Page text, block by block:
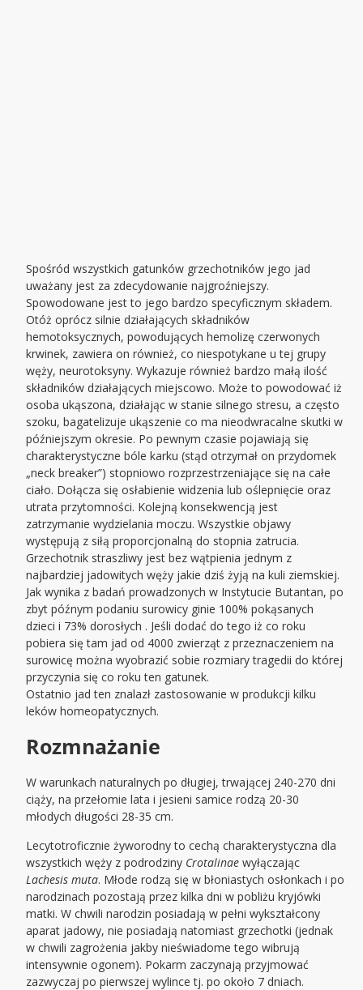
Spośród wszystkich gatunków grzechotników jego jad
uważany jest za zdecydowanie najgroźniejszy.
Spowodowane jest to jego bardzo specyficznym składem.
Otóż oprócz silnie działających składników
hemotoksycznych, powodujących hemolizę czerwonych
krwinek, zawiera on również, co niespotykane u tej grupy
węży, neurotoksyny. Wykazuje również bardzo małą ilość
składników działających miejscowo. Może to powodować iż
osoba ukąszona, działając w stanie silnego stresu, a często
szoku, bagatelizuje ukąszenie co ma nieodwracalne skutki w
późniejszym okresie. Po pewnym czasie pojawiają się
charakterystyczne bóle karku (stąd otrzymał on przydomek
„neck breaker”) stopniowo rozprzestrzeniające się na całe
ciało. Dołącza się osłabienie widzenia lub oślepnięcie oraz
utrata przytomności. Kolejną konsekwencją jest
zatrzymanie wydzielania moczu. Wszystkie objawy
występują z siłą proporcjonalną do stopnia zatrucia.
Grzechotnik straszliwy jest bez wątpienia jednym z
najbardziej jadowitych węży jakie dziś żyją na kuli ziemskiej.
Jak wynika z badań prowadzonych w Instytucie Butantan, po
zbyt późnym podaniu surowicy ginie 100% pokąsanych
dzieci i 73% dorosłych . Jeśli dodać do tego iż co roku
pobiera się tam jad od 4000 zwierząt z przeznaczeniem na
surowicę można wyobrazić sobie rozmiary tragedii do której
przyczynia się co roku ten gatunek.
Ostatnio jad ten znalazł zastosowanie w produkcji kilku
leków homeopatycznych.
Rozmnażanie
W warunkach naturalnych po długiej, trwającej 240-270 dni
ciąży, na przełomie lata i jesieni samice rodzą 20-30
młodych długości 28-35 cm.
Lecytotroficznie żyworodny to cechą charakterystyczna dla
wszystkich węży z podrodziny Crotalinae wyłączając
Lachesis muta. Młode rodzą się w błoniastych osłonkach i po
narodzinach pozostają przez kilka dni w pobliżu kryjówki
matki. W chwili narodzin posiadają w pełni wykształcony
aparat jadowy, nie posiadają natomiast grzechotki (jednak
w chwili zagrożenia jakby nieświadome tego wibrują
intensywnie ogonem). Pokarm zaczynają przyjmować
zazwyczaj po pierwszej wylince tj. po około 7 dniach.